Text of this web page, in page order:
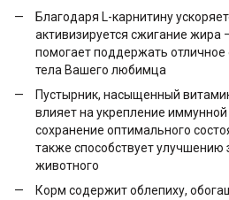
Благодаря L-карнитину
активизируется сжигание жира
помогает поддержать отличное
тела Вашего любимца
Пустырник, насыщенный
влияет на укрепление
сохранение оптимального
также способствует улучшению
животного
Корм содержит облепиху,